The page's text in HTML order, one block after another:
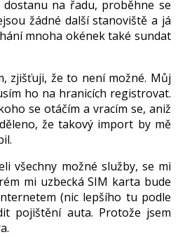
na řadu, proběhne se
žádné další stanoviště a já
mnoha okének také sundat
zjišťuji, že to není možné. Můj
ho na hranicích registrovat.
se otáčím a vracím se, aniž
že takový import by mě
všechny možné služby, se mi
mi uzbecká SIM karta bude
(nic lepšího tu podle
pojištění auta. Protože jsem